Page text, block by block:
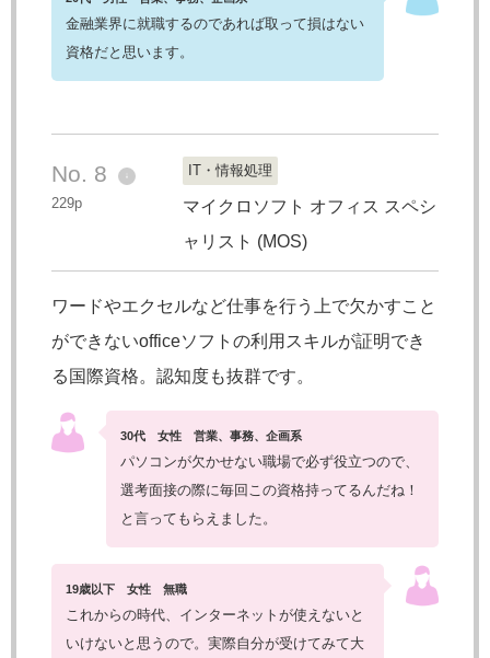
金融業界に就職するのであれば取って損はない
資格だと思います。
No. 8 ↓
229p
IT・情報処理
マイクロソフト オフィス スペシ
ャリスト (MOS)
ワードやエクセルなど仕事を行う上で欠かすこと
ができないofficeソフトの利用スキルが証明でき
る国際資格。認知度も抜群です。
30代 女性 営業、事務、企画系
パソコンが欠かせない職場で必ず役立つので、
選考面接の際に毎回この資格持ってるんだね！
と言ってもらえました。
19歳以下 女性 無職
これからの時代、インターネットが使えないと
いけないと思うので。実際自分が受けてみて大